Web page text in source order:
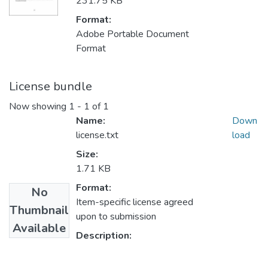
Format:
Adobe Portable Document
Format
License bundle
Now showing 1 - 1 of 1
No
Thumbnail
Available
Name:
license.txt
Size:
1.71 KB
Format:
Item-specific license agreed
upon to submission
Description:
Down
load